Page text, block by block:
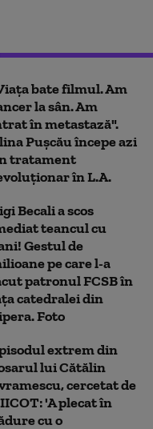
bate filmul. Am
la sân. Am
în metastază".
Pușcău începe azi
tratament
în L.A.
Becali a scos
teancul cu
Gestul de
pe care l-a
patronul FCSB în
catedralei din
Foto
extrem din
lui Cătălin
cercetat de
'A plecat în
cu o